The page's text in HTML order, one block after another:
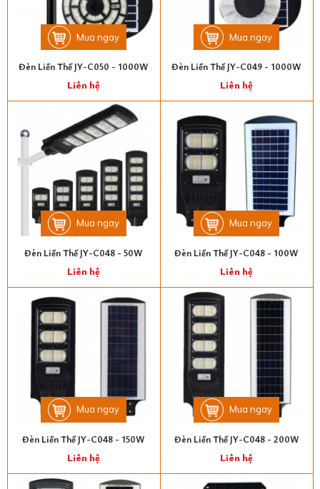
Mua ngay
Đèn Liền Thể JY-C050 - 1000W
Liên hệ
Mua ngay
Đèn Liền Thể JY-C049 - 1000W
Liên hệ
Mua ngay
Đèn Liền Thể JY-C048 - 50W
Liên hệ
Mua ngay
Đèn Liền Thể JY-C048 - 100W
Liên hệ
Mua ngay
Đèn Liền Thể JY-C048 - 150W
Liên hệ
Mua ngay
Đèn Liền Thể JY-C048 - 200W
Liên hệ